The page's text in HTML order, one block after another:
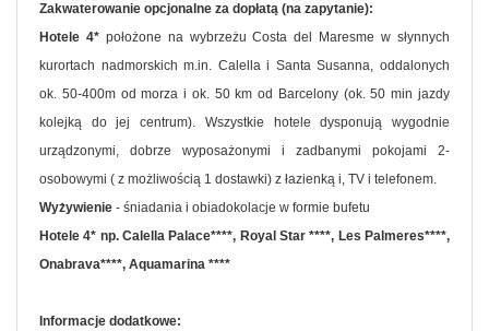
Zakwaterowanie opcjonalne za dopłatą (na zapytanie):
Hotele 4*położone na wybrzeżu Costa del Maresme w słynnych
kurortach nadmorskich m.in. Calella i Santa Susanna, oddalonych
ok. 50-400m od morza i ok. 50 km od Barcelony (ok. 50 min jazdy
kolejką do jej centrum). Wszystkie hotele dysponują wygodnie
urządzonymi, dobrze wyposażonymi i zadbanymi pokojami 2-
osobowymi ( z możliwością 1 dostawki) z łazienką i, TV i telefonem.
Wyżywienie - śniadania i obiadokolacje w formie bufetu
Hotele 4* np. Calella Palace****, Royal Star ****, Les Palmeres****,
Onabrava****, Aquamarina ****
Informacje dodatkowe: